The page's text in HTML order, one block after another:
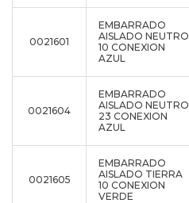
0021601
EMBARRADO
AISLADO NEUTRO
10 CONEXION
AZUL
0021604
EMBARRADO
AISLADO NEUTRO
23 CONEXION
AZUL
0021605
EMBARRADO
AISLADO TIERRA
10 CONEXION
VERDE